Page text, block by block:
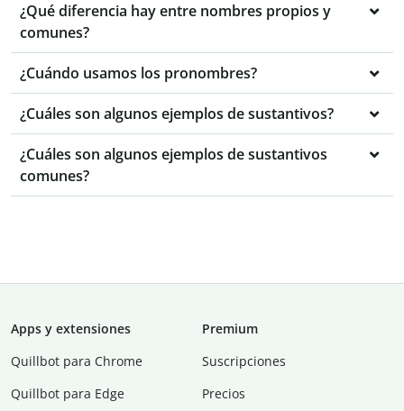
¿Qué diferencia hay entre nombres propios y
comunes?
¿Cuándo usamos los pronombres?
¿Cuáles son algunos ejemplos de sustantivos?
¿Cuáles son algunos ejemplos de sustantivos
comunes?
Apps y extensiones
Quillbot para Chrome
Quillbot para Edge
Premium
Suscripciones
Precios